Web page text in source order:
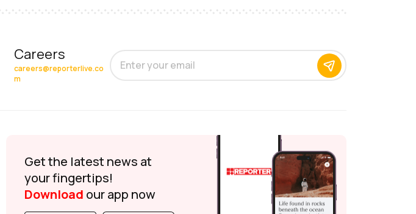
Careers
careers@reporterlive.co
m
Get the latest news at
your fingertips!
Download our app now